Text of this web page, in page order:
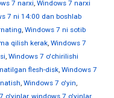
7 narxi, Windows 7 narxi
7 ni 14:00 dan boshlab
, Windows 7 ni sotib
qilish kerak, Windows 7
, Windows 7 o'chirilishi
flesh-disk, Windows 7
, Windows 7 o'yin,